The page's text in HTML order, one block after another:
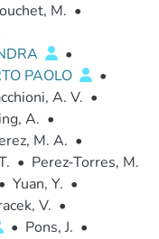
M. •
•
PAOLO
•
A. V. •
A. •
M. A. •
• Perez-Torres, M.
• Yuan, Y. •
V. •
• Pons, J. •